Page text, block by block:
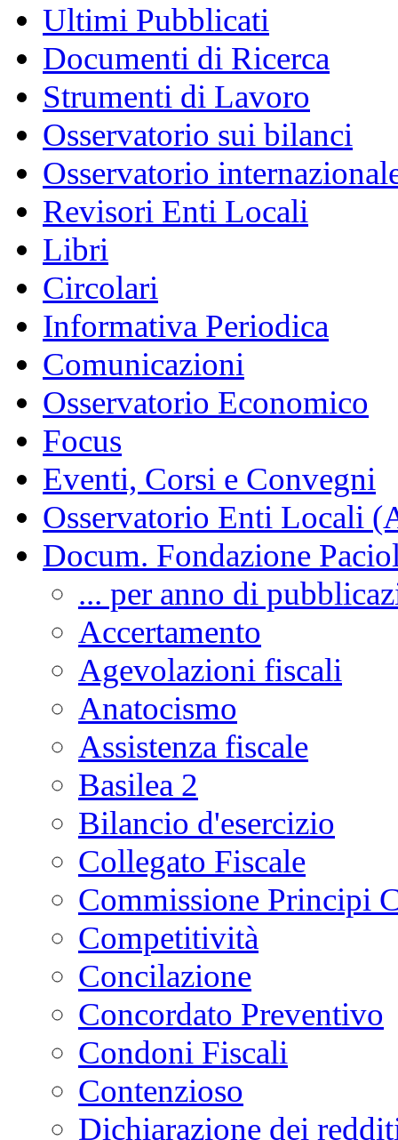
Ultimi Pubblicati
Documenti di Ricerca
Strumenti di Lavoro
Osservatorio sui bilanci
Osservatorio
Revisori Enti Locali
Libri
Circolari
Informativa Periodica
Comunicazioni
Osservatorio Economico
Focus
Eventi, Corsi e Convegni
Osservatorio Enti Locali
Docum. Fondazione
... per anno di
Accertamento
Agevolazioni fiscali
Anatocismo
Assistenza fiscale
Basilea 2
Bilancio d'esercizio
Collegato Fiscale
Commissione Principi
Competitività
Concilazione
Concordato Preventivo
Condoni Fiscali
Contenzioso
Dichiarazione dei